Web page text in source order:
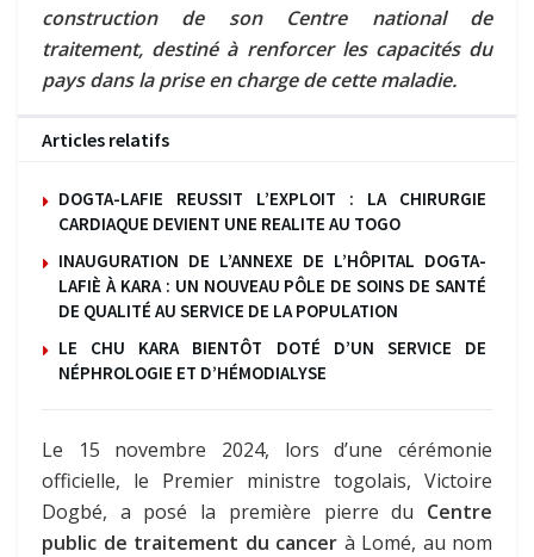
construction de son Centre national de
traitement, destiné à renforcer les capacités du
pays dans la prise en charge de cette maladie.
Articles relatifs
DOGTA-LAFIE REUSSIT L’EXPLOIT : LA CHIRURGIE
CARDIAQUE DEVIENT UNE REALITE AU TOGO
INAUGURATION DE L’ANNEXE DE L’HÔPITAL DOGTA-
LAFIÈ À KARA : UN NOUVEAU PÔLE DE SOINS DE SANTÉ
DE QUALITÉ AU SERVICE DE LA POPULATION
LE CHU KARA BIENTÔT DOTÉ D’UN SERVICE DE
NÉPHROLOGIE ET D’HÉMODIALYSE
Le 15 novembre 2024, lors d’une cérémonie
officielle, le Premier ministre togolais, Victoire
Dogbé, a posé la première pierre du Centre
public de traitement du cancer à Lomé, au nom